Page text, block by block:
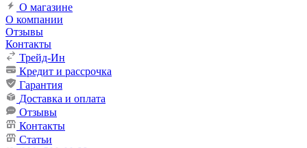
О магазине
О компании
Отзывы
Контакты
Трейд-Ин
Кредит и рассрочка
Гарантия
Доставка и оплата
Отзывы
Контакты
Статьи